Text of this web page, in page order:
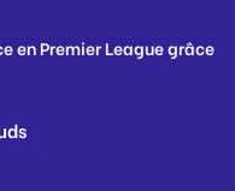
en Premier League grâce